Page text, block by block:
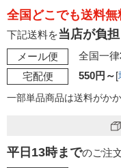
全国どこでも送料無
下記送料を当店が負担
メール便
全国一律
宅配便
550円～[
一部単品商品は送料がか
平日13時までのご注